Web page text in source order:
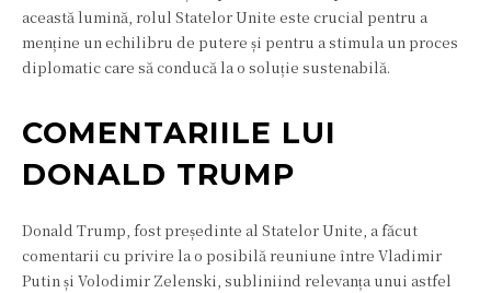
această lumină, rolul Statelor Unite este crucial pentru a
menține un echilibru de putere și pentru a stimula un proces
diplomatic care să conducă la o soluție sustenabilă.
COMENTARIILE LUI
DONALD TRUMP
Donald Trump, fost președinte al Statelor Unite, a făcut
comentarii cu privire la o posibilă reuniune între Vladimir
Putin și Volodimir Zelenski, subliniind relevanța unui astfel